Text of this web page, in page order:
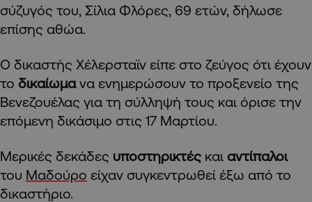
σύζυγός του, Σίλια Φλόρες, 69 ετών, δήλωσε
επίσης αθώα.
Ο δικαστής Χέλερσταϊν είπε στο ζεύγος ότι έχουν
το δικαίωμανα ενημερώσουν το προξενείο της
Βενεζουέλας για τη σύλληψή τους και όρισε την
επόμενη δικάσιμο στις 17 Μαρτίου.
Μερικές δεκάδες υποστηρικτές και αντίπαλοι
του Μαδούρο είχαν συγκεντρωθεί έξω από το
δικαστήριο.